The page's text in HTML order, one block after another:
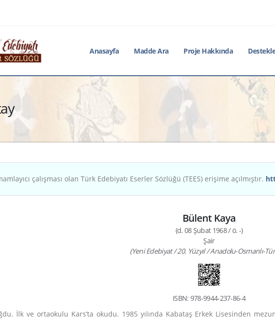
Anasayfa Madde Ara Proje Hakkında
çalışması olan Türk Edebiyatı Eserler Sözlüğü (TEES) erişime açılmıştır.
Bülent Kaya
(d. 08 Şubat 1968 / ö. -)
Şair
(Yeni Edebiyat / 20. Yüzyıl / Anadolu-Osmanlı-
ISBN: 978-9944-237-86-4
İlk ve ortaokulu Kars’ta okudu. 1985 yılında Kabataş Erkek Lisesinden